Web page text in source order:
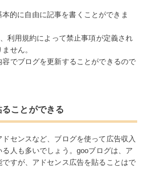
的に自由に記事を書くことができま
利用規約によって禁止事項が定義され
せん。
容でブログを更新することができるので
ことができる
センスなど、ブログを使って広告収入
る人も多いでしょう。gooブログは、ア
ですが、アドセンス広告を貼ることはで